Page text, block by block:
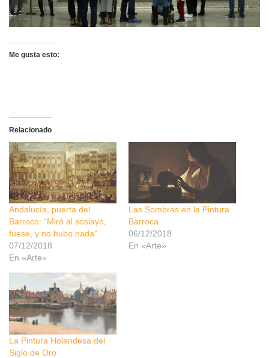
Me gusta esto:
Relacionado
Andalucía, puerta del
Barroco: “Miró al soslayo,
fuese, y no hubo nada”
07/12/2018
En «Arte»
Las Sombras en la Pintura
Barroca
06/12/2018
En «Arte»
La Pintura Holandesa del
Siglo de Oro